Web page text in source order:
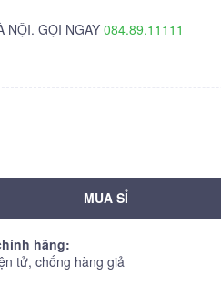
NỘI. GỌI NGAY 084.89.11111
MUA SỈ
hãng:
tử, chống hàng giả